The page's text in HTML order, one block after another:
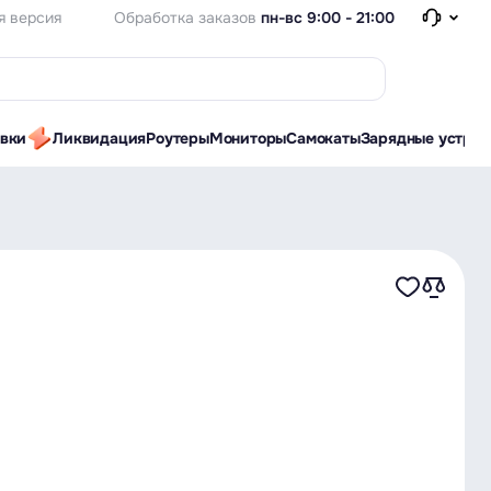
версия Обработка заказов пн-вс 9:00 - 21:00
ЛиквидацияРоутерыМониторыСамокатыЗарядные